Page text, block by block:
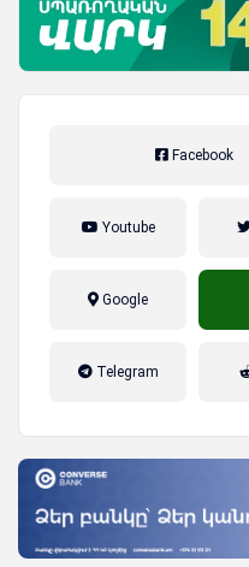
Facebook
Youtube
Google
Telegram